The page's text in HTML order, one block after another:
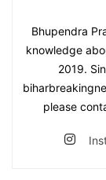
Bhupendra
knowledge
2019.
please